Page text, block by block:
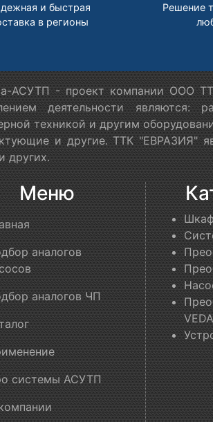
и быстрая
в регионы
Решение
АСУТП - проект компании ООО
деятельности являются:
техникой и другим
и другие. ТТК "ЕВРАЗИЯ"
других.
Меню
аналогов
аналогов ЧП
системы АСУТП